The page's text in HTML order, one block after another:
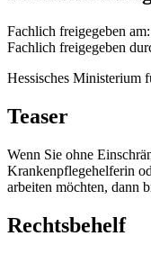
Fachlich freigegeben
Fachlich freigegeben
Hessisches Ministerium
Teaser
Wenn Sie ohne
Krankenpflegehelferin
arbeiten möchten, dann
Rechtsbehelf